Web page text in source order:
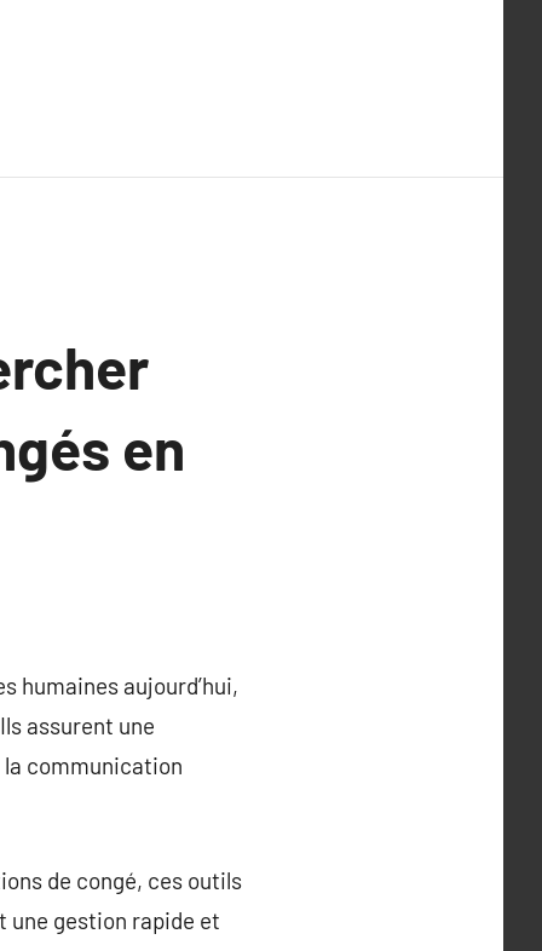
en
humaines aujourd’hui,
assurent une
communication
de congé, ces outils
une gestion rapide et